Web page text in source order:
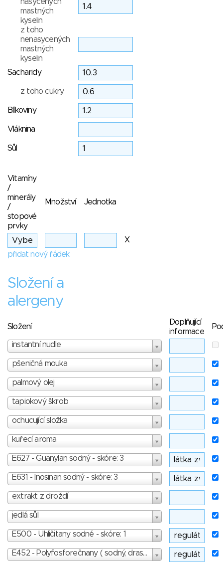
mastných
kyselin
z toho
nenasycených
mastných
kyselin
Sacharidy
z toho cukry
Bílkoviny
Vláknina
Sůl
Vitamíny
/
minerály
/
stopové
prvky
Množství Jednotka
X
přidat nový řádek
Složení a
alergeny
Složení
Doplňující
informace
instantní nudle
pšeničná mouka
palmový olej
tapiokový škrob
ochucující složka
kuřecí aroma
E627 - Guanylan sodný - skóre: 3
E631 - Inosinan sodný - skóre: 3
extrakt z droždí
jedlá sůl
E500 - Uhličitany sodné - skóre: 1
E452 - Polyfosforečnany ( sodný, draselný a vápenatý ) - skóre: 3